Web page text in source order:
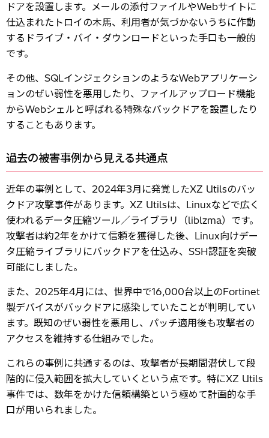
ドアを設置します。メールの添付ファイルやWebサイトに
仕込まれたトロイの木馬、利用者が気づかないうちに作動
するドライブ・バイ・ダウンロードといった手口も一般的
です。
その他、SQLインジェクションのようなWebアプリケーシ
ョンのぜい弱性を悪用したり、ファイルアップロード機能
からWebシェルと呼ばれる特殊なバックドアを設置したり
することもあります。
過去の被害事例から見える共通点
近年の事例として、2024年3月に発覚したXZ Utilsのバッ
クドア攻撃事件があります。XZ Utilsは、Linuxなどで広く
使われるデータ圧縮ツール／ライブラリ（liblzma）です。
攻撃者は約2年をかけて信頼を獲得した後、Linux向けデー
タ圧縮ライブラリにバックドアを仕込み、SSH認証を突破
可能にしました。
また、2025年4月には、世界中で16,000台以上のFortinet
製デバイスがバックドアに感染していたことが判明してい
ます。既知のぜい弱性を悪用し、パッチ適用後も攻撃者の
アクセスを維持する仕組みでした。
これらの事例に共通するのは、攻撃者が長期間潜伏して段
階的に侵入範囲を拡大していくという点です。特にXZ Utils
事件では、数年をかけた信頼構築という極めて計画的な手
口が用いられました。